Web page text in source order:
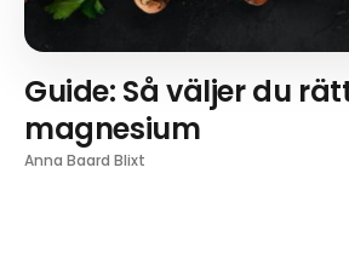
Guide: Så väljer du
magnesium
Anna Baard Blixt